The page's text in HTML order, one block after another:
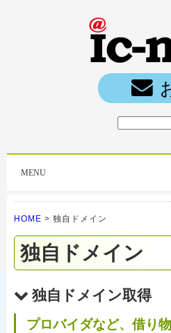
MENU
HOME > 独自ドメイン
独自ドメイン
独自ドメイン取得
プロバイダなど、借り